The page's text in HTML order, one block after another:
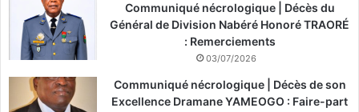
Communiqué nécrologique | Décès du
Général de Division Nabéré Honoré TRAORÉ
: Remerciements
03/07/2026
Communiqué nécrologique | Décès de son
Excellence Dramane YAMEOGO : Faire-part